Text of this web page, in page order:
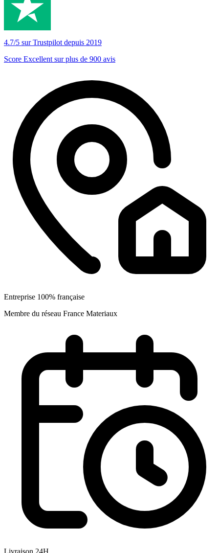
4.7/5 sur Trustpilot depuis 2019
Score Excellent sur plus de 900 avis
Entreprise 100% française
Membre du réseau France Materiaux